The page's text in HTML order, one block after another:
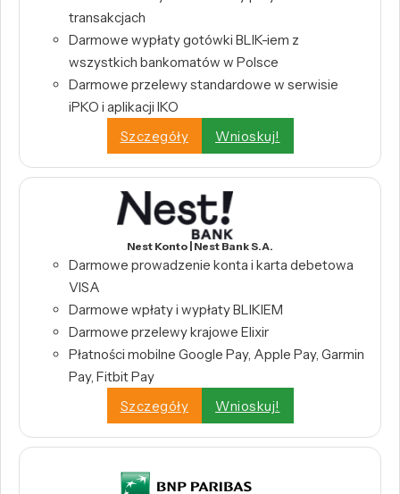
transakcjach
Darmowe wypłaty gotówki BLIK-iem z
wszystkich bankomatów w Polsce
Darmowe przelewy standardowe w serwisie
iPKO i aplikacji IKO
Szczegóły
Wnioskuj!
Nest Konto | Nest Bank S.A.
Darmowe prowadzenie konta i karta debetowa
VISA
Darmowe wpłaty i wypłaty BLIKIEM
Darmowe przelewy krajowe Elixir
Płatności mobilne Google Pay, Apple Pay, Garmin
Pay, Fitbit Pay
Szczegóły
Wnioskuj!